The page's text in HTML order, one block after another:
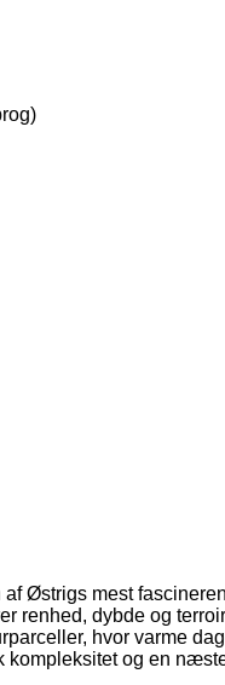
af Østrigs mest
renhed, dybde og
hvor varme
kompleksitet og en